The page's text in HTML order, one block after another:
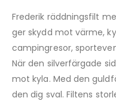
Frederik räddningsfilt
ger skydd mot värme,
campingresor,
När den silverfärgade
mot kyla. Med den
den dig sval. Filtens